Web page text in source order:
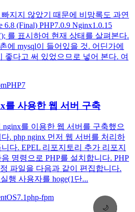
🌙
지지 않았기 때문에 비망록도 과연
6.8 (Final) PHP7.0.9 Nginx1.0.15
를 표시하여 현재 상태를 살펴본다.
에 mysql이 들어있을 것. 어딘가에
좋다고 써 있었으므로 넣어 본다. 여
PHP7
를 사용한 웹 서버 구축
nginx를 이용한 웹 서버를 구축했으
. php nginx 먼저 웹 서버를 처리하
다. EPEL 리포지토리 추가 리포지
명령으로 PHP를 설치합니다. PHP
파일을 다음과 같이 편집합니다.
행 사용자를 hoge(1단...
php-fpm